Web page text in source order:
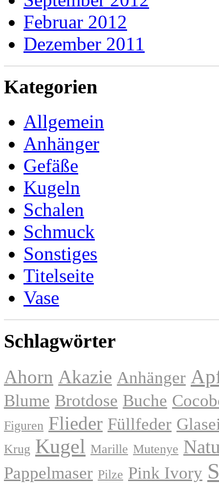
Februar 2012
Dezember 2011
Kategorien
Allgemein
Anhänger
Gefäße
Kugeln
Schalen
Schmuck
Sonstiges
Titelseite
Vase
Schlagwörter
Ahorn Akazie Anhänger
Blume Brotdose Buche
Figuren Flieder Füllfeder
Krug Kugel Marille Mutenye
Pappelmaser Pilze Pink Ivory